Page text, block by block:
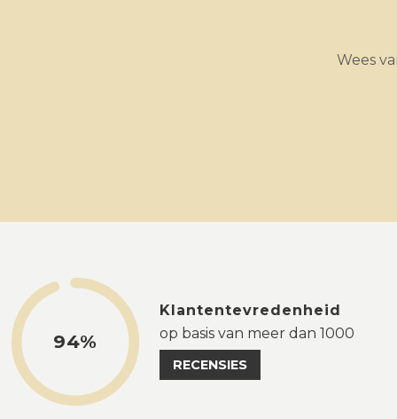
Wees
94%
Klantentevredenheid
op basis van meer dan 1000
RECENSIES